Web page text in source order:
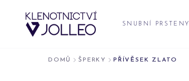
SNUBNÍ PRSTENY
DOMŮ ŠPERKY PŘÍVĚSEK ZLATO